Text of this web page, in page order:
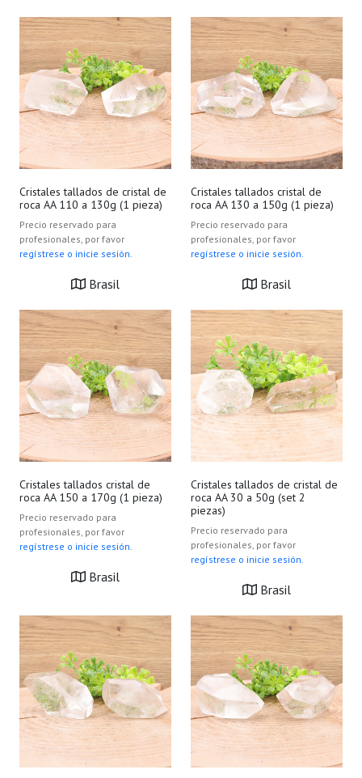
Cristales tallados de cristal de
roca AA 110 a 130g (1 pieza)
Precio reservado para
profesionales, por favor
regístrese o inicie sesión.
Brasil
Cristales tallados cristal de
roca AA 130 a 150g (1 pieza)
Precio reservado para
profesionales, por favor
regístrese o inicie sesión.
Brasil
Cristales tallados cristal de
roca AA 150 a 170g (1 pieza)
Precio reservado para
profesionales, por favor
regístrese o inicie sesión.
Brasil
Cristales tallados de cristal de
roca AA 30 a 50g (set 2
piezas)
Precio reservado para
profesionales, por favor
regístrese o inicie sesión.
Brasil